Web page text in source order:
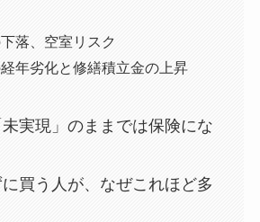
落、空室リスク
年劣化と修繕積立金の上昇
実現」のままでは保険にな
買う人が、なぜこれほど多